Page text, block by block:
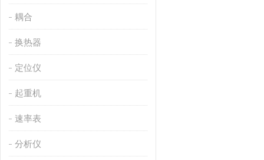
耦合
换热器
定位仪
起重机
速率表
分析仪